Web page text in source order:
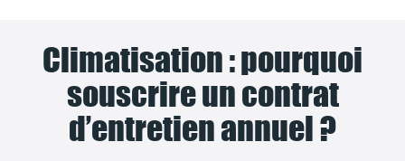
Climatisation : pourquoi
souscrire un contrat
d’entretien annuel ?